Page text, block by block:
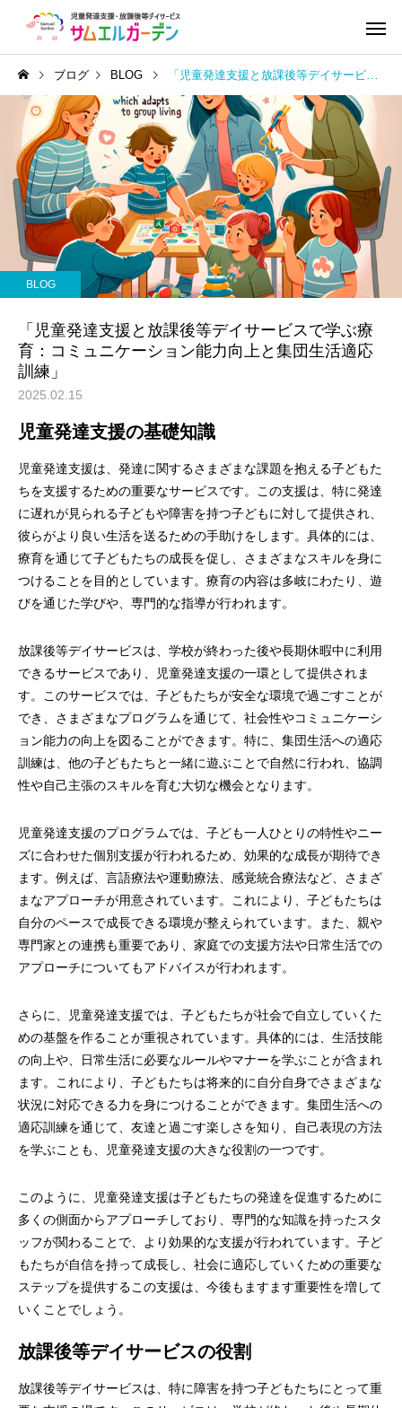
ブログ BLOG 「児童発達支援と放課後等デイサービスで学ぶ療育：コミュニケーション能力向上と集団生活適応訓練」
BLOG
「児童発達支援と放課後等デイサービスで学ぶ療
育：コミュニケーション能力向上と集団生活適応
訓練」
2025.02.15
児童発達支援の基礎知識
児童発達支援は、発達に関するさまざまな課題を抱える子どもた
ちを支援するための重要なサービスです。この支援は、特に発達
に遅れが見られる子どもや障害を持つ子どもに対して提供され、
彼らがより良い生活を送るための手助けをします。具体的には、
療育を通じて子どもたちの成長を促し、さまざまなスキルを身に
つけることを目的としています。療育の内容は多岐にわたり、遊
びを通じた学びや、専門的な指導が行われます。
放課後等デイサービスは、学校が終わった後や長期休暇中に利用
できるサービスであり、児童発達支援の一環として提供されま
す。このサービスでは、子どもたちが安全な環境で過ごすことが
でき、さまざまなプログラムを通じて、社会性やコミュニケーシ
ョン能力の向上を図ることができます。特に、集団生活への適応
訓練は、他の子どもたちと一緒に遊ぶことで自然に行われ、協調
性や自己主張のスキルを育む大切な機会となります。
児童発達支援のプログラムでは、子ども一人ひとりの特性やニー
ズに合わせた個別支援が行われるため、効果的な成長が期待でき
ます。例えば、言語療法や運動療法、感覚統合療法など、さまざ
まなアプローチが用意されています。これにより、子どもたちは
自分のペースで成長できる環境が整えられています。また、親や
専門家との連携も重要であり、家庭での支援方法や日常生活での
アプローチについてもアドバイスが行われます。
さらに、児童発達支援では、子どもたちが社会で自立していくた
めの基盤を作ることが重視されています。具体的には、生活技能
の向上や、日常生活に必要なルールやマナーを学ぶことが含まれ
ます。これにより、子どもたちは将来的に自分自身でさまざまな
状況に対応できる力を身につけることができます。集団生活への
適応訓練を通じて、友達と過ごす楽しさを知り、自己表現の方法
を学ぶことも、児童発達支援の大きな役割の一つです。
このように、児童発達支援は子どもたちの発達を促進するために
多くの側面からアプローチしており、専門的な知識を持ったスタ
ッフが関わることで、より効果的な支援が行われています。子ど
もたちが自信を持って成長し、社会に適応していくための重要な
ステップを提供するこの支援は、今後もますます重要性を増して
いくことでしょう。
放課後等デイサービスの役割
放課後等デイサービスは、特に障害を持つ子どもたちにとって重